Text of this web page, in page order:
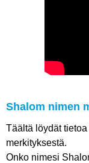
Shalom nimen
Täältä löydät
merkityksestä.
Onko nimesi